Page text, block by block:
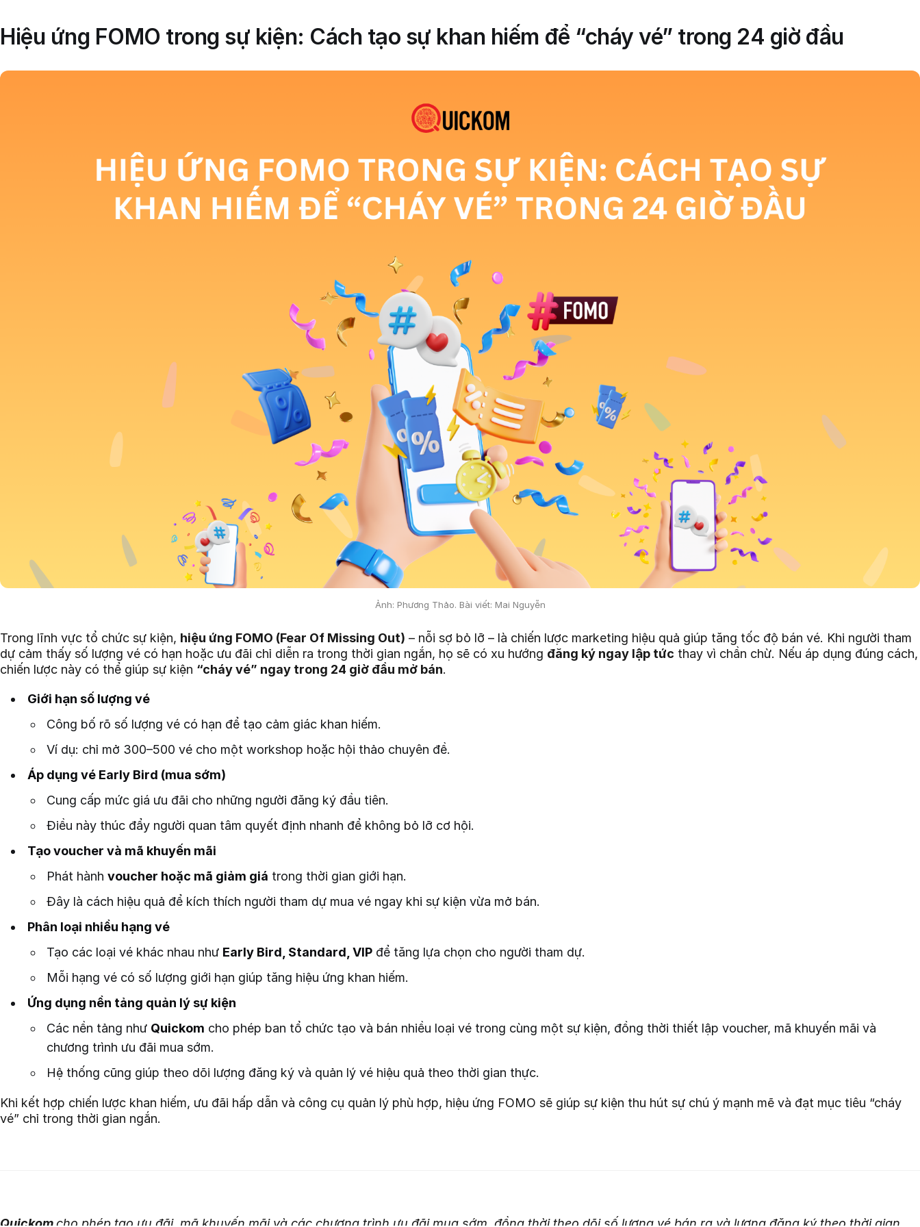
Hiệu ứng FOMO trong sự kiện: Cách tạo sự khan hiếm để “cháy vé” trong 24 giờ đầu
Ảnh: Phương Thảo. Bài viết: Mai Nguyễn
Trong lĩnh vực tổ chức sự kiện, hiệu ứng FOMO (Fear Of Missing Out) – nỗi sợ bỏ lỡ – là chiến lược marketing hiệu quả giúp tăng tốc độ bán vé. Khi người tham
dự cảm thấy số lượng vé có hạn hoặc ưu đãi chỉ diễn ra trong thời gian ngắn, họ sẽ có xu hướng đăng ký ngay lập tức thay vì chần chừ. Nếu áp dụng đúng cách,
chiến lược này có thể giúp sự kiện “cháy vé” ngay trong 24 giờ đầu mở bán.
Giới hạn số lượng vé
Công bố rõ số lượng vé có hạn để tạo cảm giác khan hiếm.
Ví dụ: chỉ mở 300–500 vé cho một workshop hoặc hội thảo chuyên đề.
Áp dụng vé Early Bird (mua sớm)
Cung cấp mức giá ưu đãi cho những người đăng ký đầu tiên.
Điều này thúc đẩy người quan tâm quyết định nhanh để không bỏ lỡ cơ hội.
Tạo voucher và mã khuyến mãi
Phát hànhvoucher hoặc mã giảm giá trong thời gian giới hạn.
Đây là cách hiệu quả để kích thích người tham dự mua vé ngay khi sự kiện vừa mở bán.
Phân loại nhiều hạng vé
Tạo các loại vé khác nhau như Early Bird, Standard, VIP để tăng lựa chọn cho người tham dự.
Mỗi hạng vé có số lượng giới hạn giúp tăng hiệu ứng khan hiếm.
Ứng dụng nền tảng quản lý sự kiện
Các nền tảng như Quickom cho phép ban tổ chức tạo và bán nhiều loại vé trong cùng một sự kiện, đồng thời thiết lập voucher, mã khuyến mãi và
chương trình ưu đãi mua sớm.
Hệ thống cũng giúp theo dõi lượng đăng ký và quản lý vé hiệu quả theo thời gian thực.
Khi kết hợp chiến lược khan hiếm, ưu đãi hấp dẫn và công cụ quản lý phù hợp, hiệu ứng FOMO sẽ giúp sự kiện thu hút sự chú ý mạnh mẽ và đạt mục tiêu “cháy
vé” chỉ trong thời gian ngắn.
Quickomcho phép tạo ưu đãi, mã khuyến mãi và các chương trình ưu đãi mua sớm, đồng thời theo dõi số lượng vé bán ra và lượng đăng ký theo thời gian